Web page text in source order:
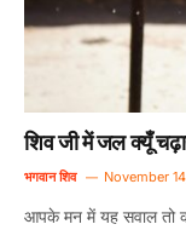
शिव जी में जल क्यूँ
भगवान शिव November
आपके मन में यह सवाल तो